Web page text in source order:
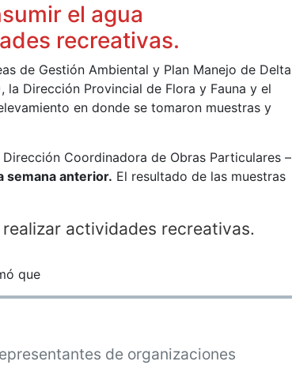
el agua
recreativas.
de Gestión Ambiental y Plan Manejo de Delta
Dirección Provincial de Flora y Fauna y el
en donde se tomaron muestras y
Coordinadora de Obras Particulares –
semana anterior. El resultado de las muestras
actividades recreativas.
que
de organizaciones